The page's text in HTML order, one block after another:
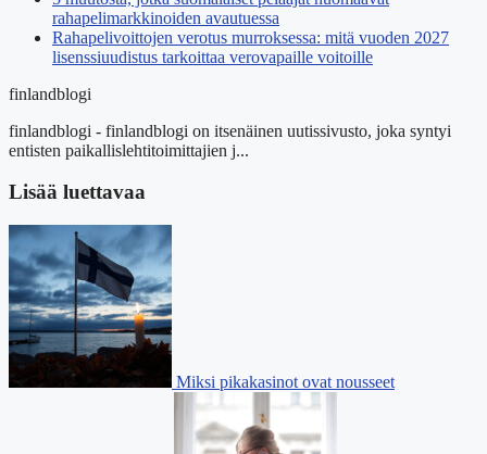
rahapelimarkkinoiden avautuessa
Rahapelivoittojen verotus murroksessa: mitä vuoden 2027
lisenssiuudistus tarkoittaa verovapaille voitoille
finlandblogi
finlandblogi - finlandblogi on itsenäinen uutissivusto, joka syntyi
entisten paikallislehtitoimittajien j...
Lisää luettavaa
Miksi pikakasinot ovat nousseet